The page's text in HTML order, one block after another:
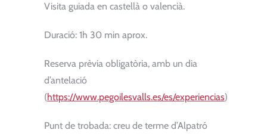
Visita guiada en castellà o valencià.
Duració: 1h 30 min aprox.
Reserva prèvia obligatòria, amb un dia
d’antelació
(https://www.pegoilesvalls.es/es/experiencias)
Punt de trobada: creu de terme d’Alpatró